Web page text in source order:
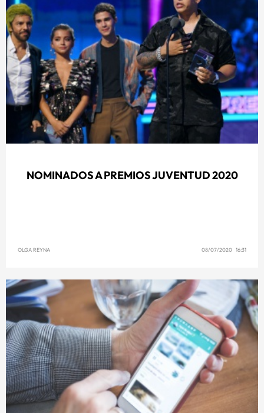
NOMINADOS A PREMIOS JUVENTUD 2020
OLGA REYNA 08/07/2020 16:31